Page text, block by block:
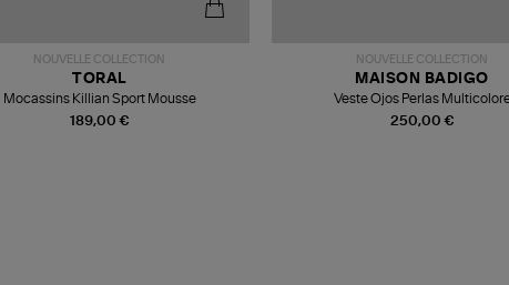
NOUVELLE COLLECTION
189,00 €
TORAL
Mocassins Killian Sport Mousse
NOUVELLE COLLECTION
250,00 €
MAISON BADIGO
Veste Ojos Perlas